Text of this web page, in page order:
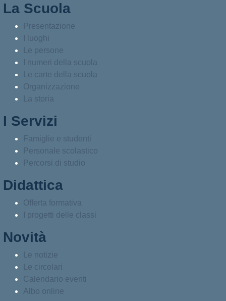
La Scuola
Presentazione
I luoghi
Le persone
I numeri della scuola
Le carte della scuola
Organizzazione
La storia
I Servizi
Famiglie e studenti
Personale scolastico
Percorsi di studio
Didattica
Offerta formativa
I progetti delle classi
Novità
Le notizie
Le circolari
Calendario eventi
Albo online